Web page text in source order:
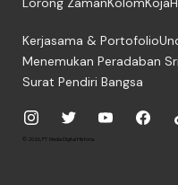
Kerjasama & Portofolio
Menemukan Peradaban
Surat Pendiri Bangsa
© 2026, PT. Media Digital Historia.